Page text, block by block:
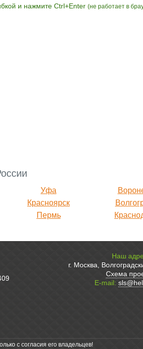
и нажмите Ctrl+Enter (не работает в
Уфа
Красноярск
Пермь
Наш
г. Москва,
Схема
E-mail:
с согласия его владельцев!